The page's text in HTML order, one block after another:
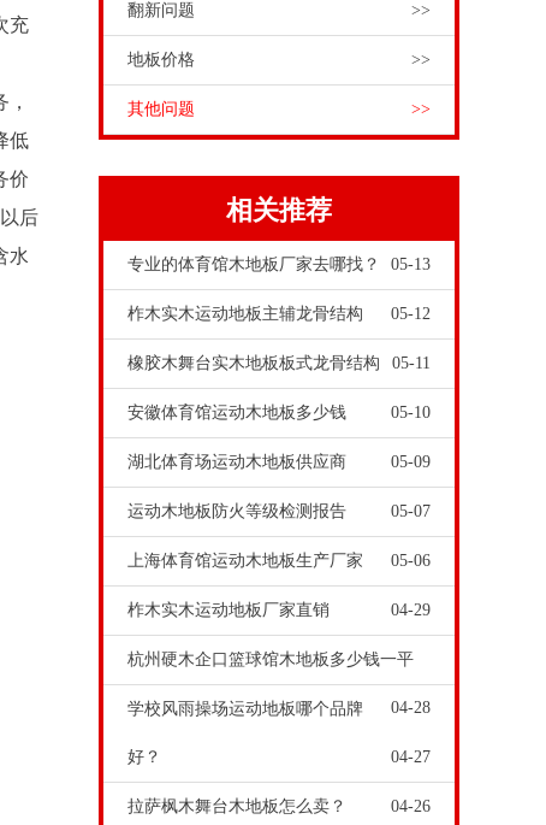
充
低
价
后
水
翻新问题 >>
地板价格 >>
其他问题 >>
相关推荐
专业的体育馆木地板厂家去哪找？ 05-13
柞木实木运动地板主辅龙骨结构 05-12
橡胶木舞台实木地板板式龙骨结构 05-11
安徽体育馆运动木地板多少钱 05-10
湖北体育场运动木地板供应商 05-09
运动木地板防火等级检测报告 05-07
上海体育馆运动木地板生产厂家 05-06
柞木实木运动地板厂家直销 04-29
杭州硬木企口篮球馆木地板多少钱一平
04-28
学校风雨操场运动地板哪个品牌
好？ 04-27
拉萨枫木舞台木地板怎么卖？ 04-26